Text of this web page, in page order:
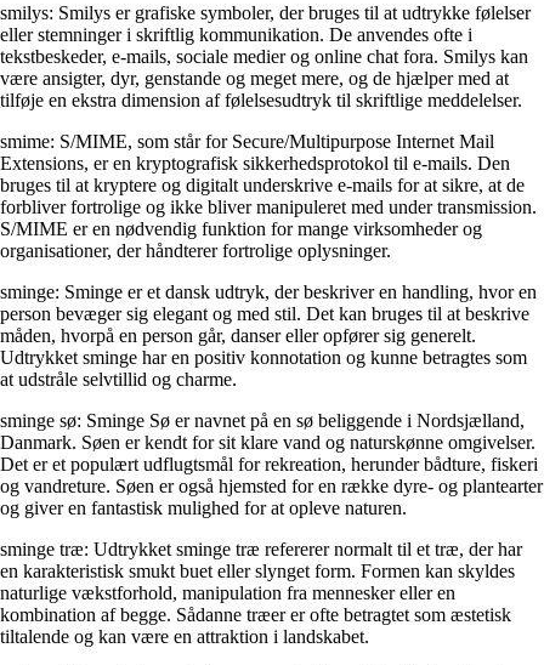
smilys: Smilys er grafiske symboler, der bruges til at udtrykke følelser
eller stemninger i skriftlig kommunikation. De anvendes ofte i
tekstbeskeder, e-mails, sociale medier og online chat fora. Smilys kan
være ansigter, dyr, genstande og meget mere, og de hjælper med at
tilføje en ekstra dimension af følelsesudtryk til skriftlige meddelelser.
smime: S/MIME, som står for Secure/Multipurpose Internet Mail
Extensions, er en kryptografisk sikkerhedsprotokol til e-mails. Den
bruges til at kryptere og digitalt underskrive e-mails for at sikre, at de
forbliver fortrolige og ikke bliver manipuleret med under transmission.
S/MIME er en nødvendig funktion for mange virksomheder og
organisationer, der håndterer fortrolige oplysninger.
sminge: Sminge er et dansk udtryk, der beskriver en handling, hvor en
person bevæger sig elegant og med stil. Det kan bruges til at beskrive
måden, hvorpå en person går, danser eller opfører sig generelt.
Udtrykket sminge har en positiv konnotation og kunne betragtes som
at udstråle selvtillid og charme.
sminge sø: Sminge Sø er navnet på en sø beliggende i Nordsjælland,
Danmark. Søen er kendt for sit klare vand og naturskønne omgivelser.
Det er et populært udflugtsmål for rekreation, herunder bådture, fiskeri
og vandreture. Søen er også hjemsted for en række dyre- og plantearter
og giver en fantastisk mulighed for at opleve naturen.
sminge træ: Udtrykket sminge træ refererer normalt til et træ, der har
en karakteristisk smukt buet eller slynget form. Formen kan skyldes
naturlige vækstforhold, manipulation fra mennesker eller en
kombination af begge. Sådanne træer er ofte betragtet som æstetisk
tiltalende og kan være en attraktion i landskabet.